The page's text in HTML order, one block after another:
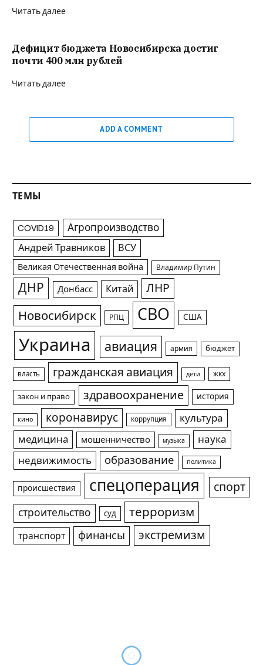
Читать далее
Дефицит бюджета Новосибирска достиг
почти 400 млн рублей
Читать далее
ADD A COMMENT
ТЕМЫ
COVID19 Агропроизводство
Андрей Травников ВСУ
Великая Отечественная война Владимир Путин
ДНР Донбасс Китай ЛНР
Новосибирск РПЦ СВО США
Украина авиация армия бюджет
власть гражданская авиация дети жкх
закон и право здравоохранение история
кино коронавирус коррупция
культура
медицина
мошенничество музыка
наука
недвижимость
образование политика
происшествия спецоперация спорт
строительство суд терроризм
транспорт финансы экстремизм